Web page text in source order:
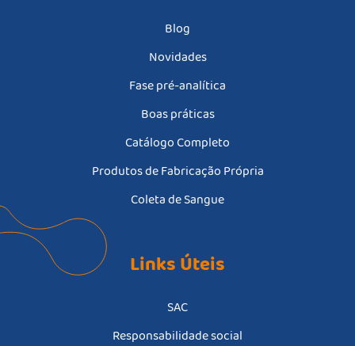
Blog
Novidades
Fase pré-analítica
Boas práticas
Catálogo Completo
Produtos de Fabricação Própria
Coleta de Sangue
Links Úteis
SAC
Responsabilidade social